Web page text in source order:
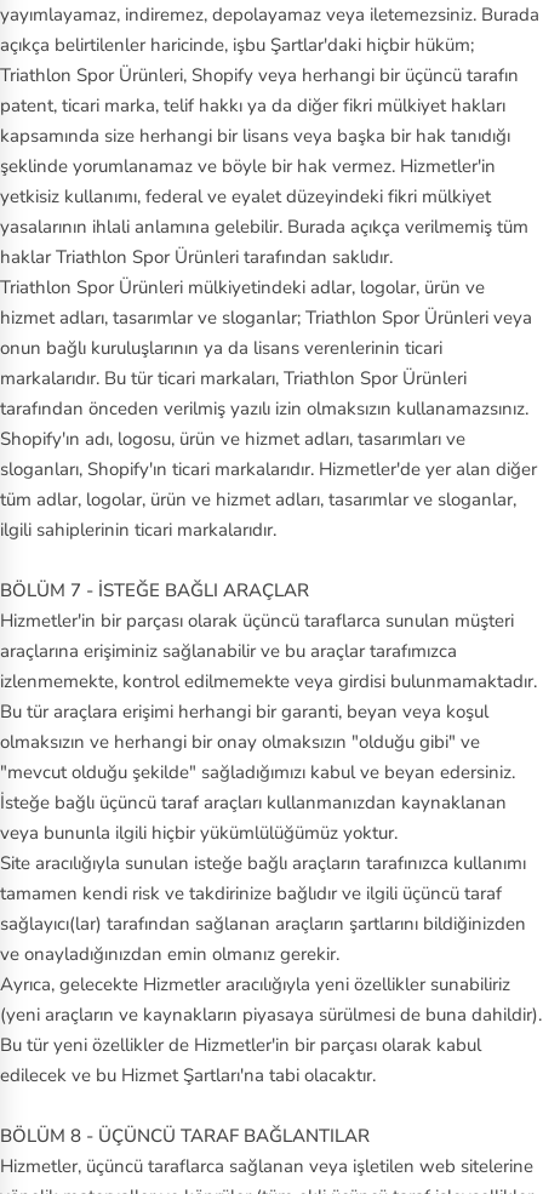
yayımlayamaz, indiremez, depolayamaz veya iletemezsiniz. Burada
açıkça belirtilenler haricinde, işbu Şartlar'daki hiçbir hüküm;
Triathlon Spor Ürünleri, Shopify veya herhangi bir üçüncü tarafın
patent, ticari marka, telif hakkı ya da diğer fikri mülkiyet hakları
kapsamında size herhangi bir lisans veya başka bir hak tanıdığı
şeklinde yorumlanamaz ve böyle bir hak vermez. Hizmetler'in
yetkisiz kullanımı, federal ve eyalet düzeyindeki fikri mülkiyet
yasalarının ihlali anlamına gelebilir. Burada açıkça verilmemiş tüm
haklar Triathlon Spor Ürünleri tarafından saklıdır.
Triathlon Spor Ürünleri mülkiyetindeki adlar, logolar, ürün ve
hizmet adları, tasarımlar ve sloganlar; Triathlon Spor Ürünleri veya
onun bağlı kuruluşlarının ya da lisans verenlerinin ticari
markalarıdır. Bu tür ticari markaları, Triathlon Spor Ürünleri
tarafından önceden verilmiş yazılı izin olmaksızın kullanamazsınız.
Shopify'ın adı, logosu, ürün ve hizmet adları, tasarımları ve
sloganları, Shopify'ın ticari markalarıdır. Hizmetler'de yer alan diğer
tüm adlar, logolar, ürün ve hizmet adları, tasarımlar ve sloganlar,
ilgili sahiplerinin ticari markalarıdır.
BÖLÜM 7 - İSTEĞE BAĞLI ARAÇLAR
Hizmetler'in bir parçası olarak üçüncü taraflarca sunulan müşteri
araçlarına erişiminiz sağlanabilir ve bu araçlar tarafımızca
izlenmemekte, kontrol edilmemekte veya girdisi bulunmamaktadır.
Bu tür araçlara erişimi herhangi bir garanti, beyan veya koşul
olmaksızın ve herhangi bir onay olmaksızın "olduğu gibi" ve
"mevcut olduğu şekilde" sağladığımızı kabul ve beyan edersiniz.
İsteğe bağlı üçüncü taraf araçları kullanmanızdan kaynaklanan
veya bununla ilgili hiçbir yükümlülüğümüz yoktur.
Site aracılığıyla sunulan isteğe bağlı araçların tarafınızca kullanımı
tamamen kendi risk ve takdirinize bağlıdır ve ilgili üçüncü taraf
sağlayıcı(lar) tarafından sağlanan araçların şartlarını bildiğinizden
ve onayladığınızdan emin olmanız gerekir.
Ayrıca, gelecekte Hizmetler aracılığıyla yeni özellikler sunabiliriz
(yeni araçların ve kaynakların piyasaya sürülmesi de buna dahildir).
Bu tür yeni özellikler de Hizmetler'in bir parçası olarak kabul
edilecek ve bu Hizmet Şartları'na tabi olacaktır.
BÖLÜM 8 - ÜÇÜNCÜ TARAF BAĞLANTILAR
Hizmetler, üçüncü taraflarca sağlanan veya işletilen web sitelerine